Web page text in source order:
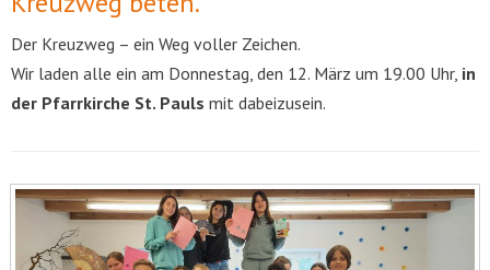
Der Kreuzweg – ein Weg voller Zeichen.
Wir laden alle ein am Donnestag, den 12. März um 19.00 Uhr, in
der Pfarrkirche St. Pauls mit dabeizusein.